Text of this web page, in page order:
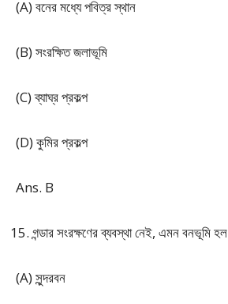
(A) বনের মধ্যে পবিত্র স্থান
(B) সংরক্ষিত জলাভূমি
(C) ব্যাঘ্র প্রকল্প
(D) কুমির প্রকল্প
Ans. B
গন্ডার সংরক্ষণের ব্যবস্থা নেই, এমন বনভূমি হল
(A) সুন্দরবন